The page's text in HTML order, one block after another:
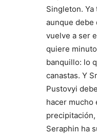
Singleton.
aunque debe
vuelve a ser
quiere
banquillo: lo
canastas. Y
Pustovyi
hacer mucho
Seraphin ha